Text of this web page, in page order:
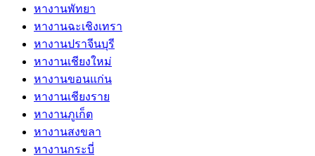
หางานพัทยา
หางานฉะเชิงเทรา
หางานปราจีนบุรี
หางานเชียงใหม่
หางานขอนแก่น
หางานเชียงราย
หางานภูเก็ต
หางานสงขลา
หางานกระบี่